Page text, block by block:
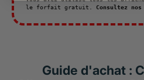
le forfait gratuit. Consultez
Guide d'achat :